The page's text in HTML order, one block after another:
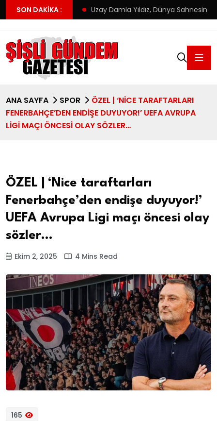
SON DAKIKA :
adresi Uzay Damla Yıldız, Dünya Sahnesinde Türkiye’yi
ANA SAYFA SPOR
ÖZEL | ‘NICE TARAFTARLARI
FENERBAHÇE’DEN ENDIŞE DUYUYOR!’ UEFA AVRUPA
LIGI MAÇI ÖNCESI OLAY SÖZLER…
ÖZEL | ‘Nice taraftarları
Fenerbahçe’den endişe duyuyor!’
UEFA Avrupa Ligi maçı öncesi olay
sözler…
Ekim 2, 2025 4 Mins Read
165